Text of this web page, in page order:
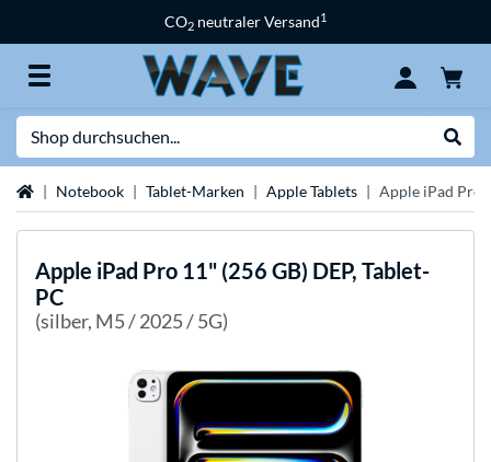
CO2 neutraler Versand1
StartseiteNotebook Tablet-Marken Apple Tablets Apple iPad Pro
Apple iPad Pro 11" (256 GB) DEP, Tablet-
PC
(silber, M5 / 2025 / 5G)